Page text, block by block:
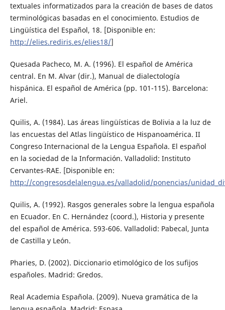
textuales informatizados para la creación de bases de datos
terminológicas basadas en el conocimiento. Estudios de
Lingüística del Español, 18. [Disponible en:
http://elies.rediris.es/elies18/]
Quesada Pacheco, M. A. (1996). El español de América
central. En M. Alvar (dir.), Manual de dialectología
hispánica. El español de América (pp. 101-115). Barcelona:
Ariel.
Quilis, A. (1984). Las áreas lingüísticas de Bolivia a la luz de
las encuestas del Atlas lingüístico de Hispanoamérica. II
Congreso Internacional de la Lengua Española. El español
en la sociedad de la Información. Valladolid: Instituto
Cervantes-RAE. [Disponible en:
http://congresosdelalengua.es/valladolid/ponencias/
Quilis, A. (1992). Rasgos generales sobre la lengua española
en Ecuador. En C. Hernández (coord.), Historia y presente
del español de América. 593-606. Valladolid: Pabecal, Junta
de Castilla y León.
Pharies, D. (2002). Diccionario etimológico de los sufijos
españoles. Madrid: Gredos.
Real Academia Española. (2009). Nueva gramática de la